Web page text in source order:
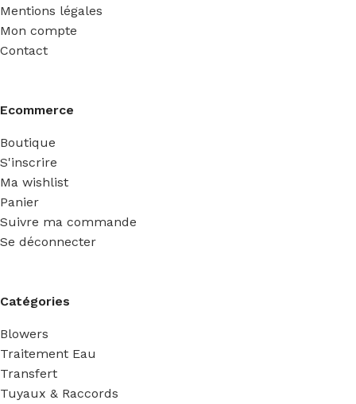
Mentions légales
Mon compte
Contact
Ecommerce
Boutique
S'inscrire
Ma wishlist
Panier
Suivre ma commande
Se déconnecter
Catégories
Blowers
Traitement Eau
Transfert
Tuyaux & Raccords